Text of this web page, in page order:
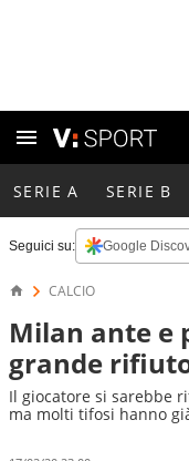
SERIE A SERIE B
Seguici su: Google
CALCIO
Milan ante e
grande
Il giocatore si sarebbe
ma molti tifosi hanno